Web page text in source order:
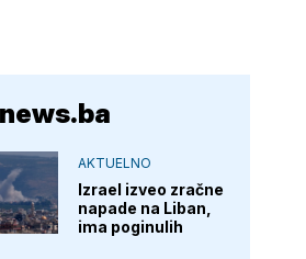
AKTUELNO
Izrael izveo zračne
napade na Liban,
ima poginulih